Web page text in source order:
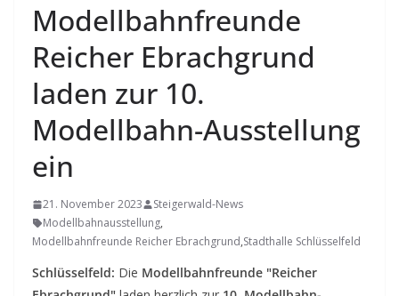
Modellbahnfreunde
Reicher Ebrachgrund
laden zur 10.
Modellbahn-Ausstellung
ein
21. November 2023
Steigerwald-News
Modellbahnausstellung,
Modellbahnfreunde Reicher Ebrachgrund,Stadthalle Schlüsselfeld
Schlüsselfeld: Die Modellbahnfreunde "Reicher